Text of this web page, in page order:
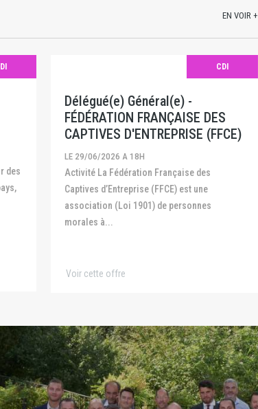
EN VOIR +
CDI
Délégué(e) Général(e) -
FÉDÉRATION FRANÇAISE DES
CAPTIVES D'ENTREPRISE (FFCE)
LE 29/06/2026 A 18H
Activité La Fédération Française des
Captives d’Entreprise (FFCE) est une
association (Loi 1901) de personnes
morales à...
Voir cette offre